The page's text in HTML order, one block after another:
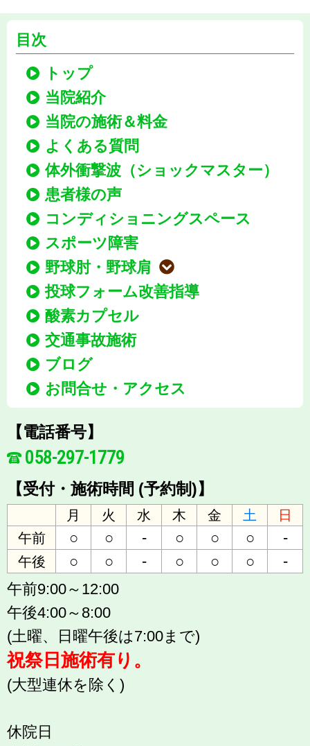
目次
トップ
当院紹介
当院の施術＆料金
よくある質問
体外衝撃波（ショックマスター）
患者様の声
コンディショニングスペース
スポーツ障害
野球肘・野球肩
投球フォーム改善指導
酸素カプセル
交通事故施術
ブログ
お問合せ・アクセス
【電話番号】
058-297-1779
【受付・施術時間 (予約制)】
月 火 水 木 金 土
日
午前
○ ○ - ○ ○ ○ -
午後 ○ ○ - ○ ○ ○
-
午前9:00～12:00
午後4:00～8:00
(土曜、日曜午後は7:00まで)
祝祭日施術有り。
(大型連休を除く)
休院日